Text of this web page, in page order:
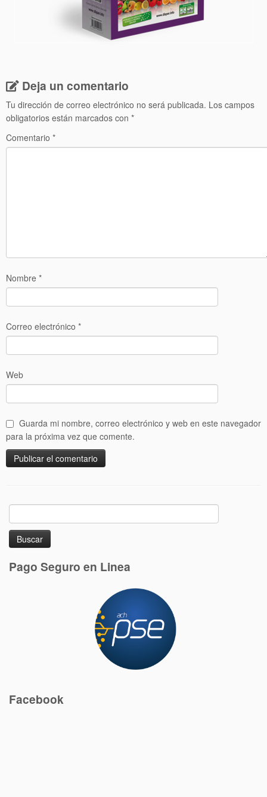
Deja un comentario
Tu dirección de correo electrónico no será publicada. Los campos
obligatorios están marcados con *
Comentario *
Nombre *
Correo electrónico *
Web
Guarda mi nombre, correo electrónico y web en este navegador
para la próxima vez que comente.
Pago Seguro en Linea
Facebook